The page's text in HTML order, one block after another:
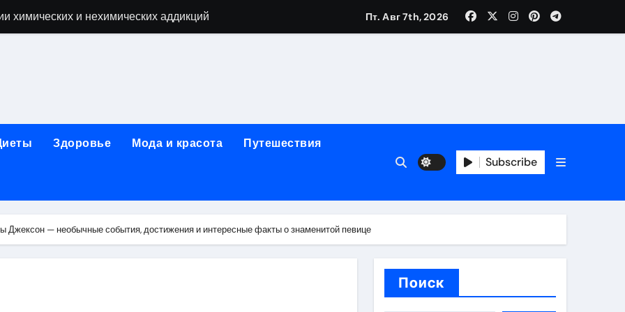
химических и нехимических аддикций
12 шагов, психотерапия, ресоциализация и оценка долгосрочных результатов при анонимном лечении
под ключ
крыла одного полёта
Пт. Авг 7th, 2026
Здоровье Мода и красота Путешествия
Subscribe
Джексон — необычные события, достижения и интересные факты о знаменитой певице
Поиск